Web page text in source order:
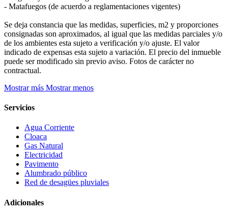
- Matafuegos (de acuerdo a reglamentaciones vigentes)
Se deja constancia que las medidas, superficies, m2 y proporciones
consignadas son aproximados, al igual que las medidas parciales y/o
de los ambientes esta sujeto a verificación y/o ajuste. El valor
indicado de expensas esta sujeto a variación. El precio del inmueble
puede ser modificado sin previo aviso. Fotos de carácter no
contractual.
Mostrar más Mostrar menos
Servicios
Agua Corriente
Cloaca
Gas Natural
Electricidad
Pavimento
Alumbrado público
Red de desagües pluviales
Adicionales